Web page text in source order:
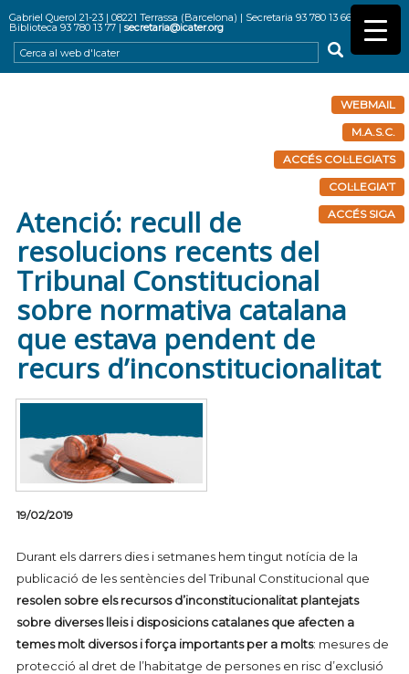
Gabriel Querol 21-23 | 08221 Terrassa (Barcelona) | Secretaria 93 780 13 66 |
Biblioteca 93 780 13 77 |secretaria@icater.org
WEBMAIL
M.A.S.C.
ACCÉS COL·LEGIATS
COL·LEGIA'T
ACCÉS SIGA
Atenció: recull de
resolucions recents del
Tribunal Constitucional
sobre normativa catalana
que estava pendent de
recurs d’inconstitucionalitat
19/02/2019
Durant els darrers dies i setmanes hem tingut notícia de la
publicació de les sentències del Tribunal Constitucional que
resolen sobre els recursos d’inconstitucionalitat plantejats
sobre diverses lleis i disposicions catalanes que afecten a
temes molt diversos i força importants per a molts: mesures de
protecció al dret de l’habitatge de persones en risc d’exclusió